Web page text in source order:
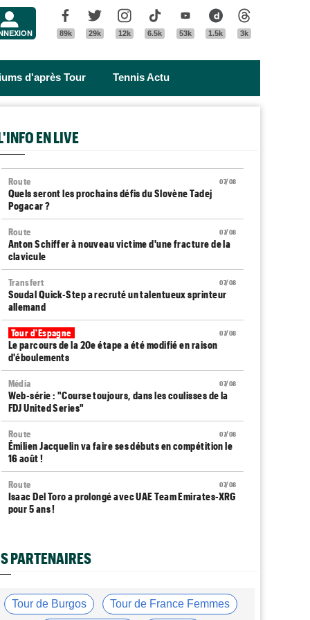
Facebook
89k
Twitter
29k
Instagram
12k
Tik Tok
6.5k
Youtube
53k
Dailymotion
1.5k 3k
d'après Tour Tennis Actu
EN LIVE
07/08
Route
Quels seront les prochains défis du Slovène Tadej
Pogacar ?
07/08
Route
Anton Schiffer à nouveau victime d'une fracture de la
clavicule
07/08
Transfert
Soudal Quick-Step a recruté un talentueux sprinteur
allemand
07/08
Tour d'Espagne
Le parcours de la 20e étape a été modifié en raison
d'éboulements
07/08
Média
Web-série : "Course toujours, dans les coulisses de la
FDJ United Series"
07/08
Route
Émilien Jacquelin va faire ses débuts en compétition le
16 août !
07/08
Route
Isaac Del Toro a prolongé avec UAE Team Emirates-XRG
pour 5 ans !
monnaie courante"
Le Mercato vélo est ouvert... toutes les dernières infos
et rumeurs
PARTENAIRES
Tour de Burgos Tour de France Femmes